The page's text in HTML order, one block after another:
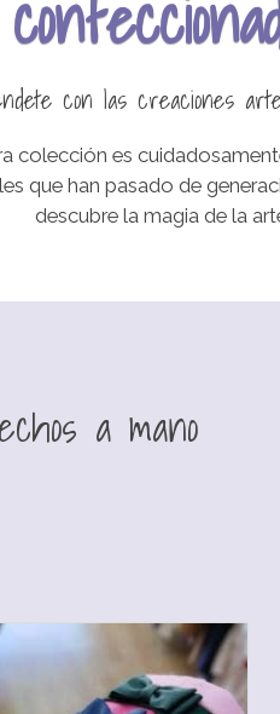
con las creaciones
colección es
que han pasado de
descubre la magia de la
a mano